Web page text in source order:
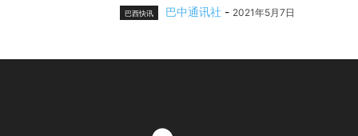
巴西快讯 巴中通讯社 - 2021年5月7日